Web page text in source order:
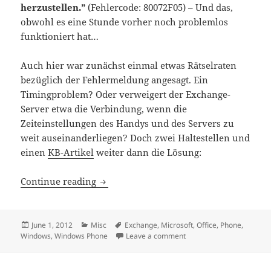
herzustellen.” (Fehlercode: 80072F05) – Und das,
obwohl es eine Stunde vorher noch problemlos
funktioniert hat…
Auch hier war zunächst einmal etwas Rätselraten
bezüglich der Fehlermeldung angesagt. Ein
Timingproblem? Oder verweigert der Exchange-
Server etwa die Verbindung, wenn die
Zeiteinstellungen des Handys und des Servers zu
weit auseinanderliegen? Doch zwei Haltestellen und
einenKB-Artikel weiter dann die Lösung:
Continue reading Windows Phone synchronisiert nicht
Posted
on
June 1, 2012 Categories
Misc Tags
Exchange, Microsoft,Office, Phone,
Windows,Windows Phone Leave a commenton Windows Phone